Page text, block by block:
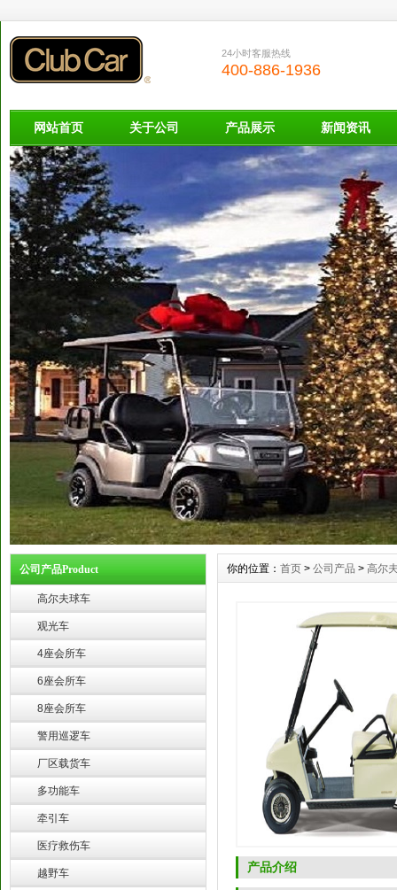
24小时客服热线
400-886-1936
网站首页 关于公司 产品展示 新闻资讯
公司产品Product
高尔夫球车
观光车
4座会所车
6座会所车
8座会所车
警用巡逻车
厂区载货车
多功能车
牵引车
医疗救伤车
越野车
你的位置： 首页 > 公司产品 > 高尔
产品介绍